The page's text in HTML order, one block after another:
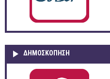
ΔΗΜΟΣΚΌΠΗΣΗ